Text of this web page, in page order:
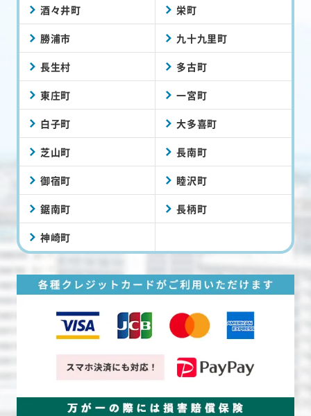
酒々井町 栄町
勝浦市 九十九里町
長生村 多古町
東庄町 一宮町
白子町 大多喜町
芝山町 長南町
御宿町 睦沢町
鋸南町 長柄町
神崎町